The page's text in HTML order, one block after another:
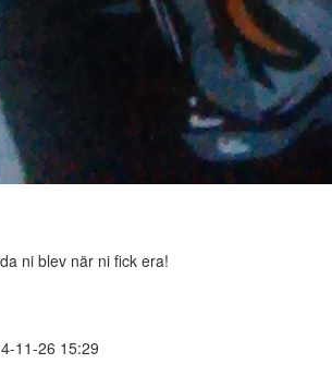
ni blev när ni fick era!
11-26 15:29